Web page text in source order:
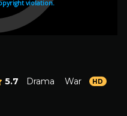
5.7 Drama War HD